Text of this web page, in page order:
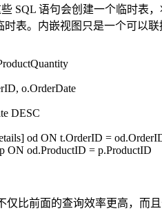
些 SQL 语句会创建一个临时
表。内嵌视图只是一个可以
o.OrderDate
DESC
od ON t.OrderID =
od.ProductID = p.ProductID
仅比前面的查询效率更高，而